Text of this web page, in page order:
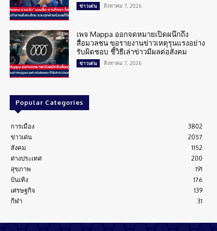
ข่าวเด่น สิงหาคม 7, 2026
เพจ Mappa ออกจดหมายเปิดผนึกถึง
สื่อมวลชน ขอรายงานข่าวเหตุรุนแรงอย่าง
รับผิดชอบ ชี้วิธีเล่าข่าวมีผลต่อสังคม
ข่าวเด่น สิงหาคม 7, 2026
Popular Categories
การเมือง
3802
ข่าวเด่น
2057
สังคม
1152
ต่างประเทศ
200
สุขภาพ
191
บันเทิง
176
เศรษฐกิจ
139
กีฬา
31